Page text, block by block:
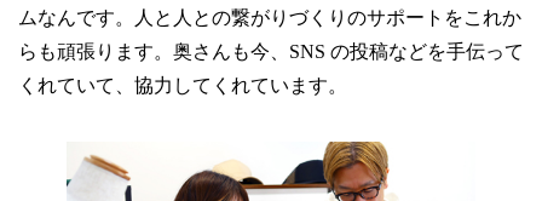
ムなんです。人と人との繋がりづくりのサポートをこれか
らも頑張ります。奥さんも今、SNS の投稿などを手伝って
くれていて、協力してくれています。